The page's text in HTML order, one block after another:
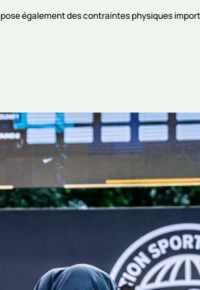
également des contraintes physiques